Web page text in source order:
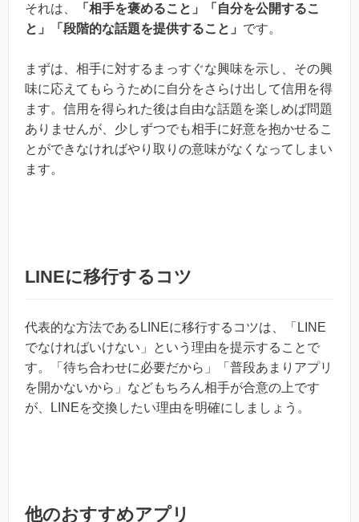
それは、
「相手を褒めること」「自分を公開するこ
と」「段階的な話題を提供すること」 です。
まずは、相手に対するまっすぐな興味を示し、その興
味に応えてもらうために自分をさらけ出して信用を得
ます。信用を得られた後は自由な話題を楽しめば問題
ありませんが、少しずつでも相手に好意を抱かせるこ
とができなければやり取りの意味がなくなってしまい
ます。
LINEに移行するコツ
代表的な方法であるLINEに移行するコツは、「LINE
でなければいけない」という理由を提示することで
す。「待ち合わせに必要だから」「普段あまりアプリ
を開かないから」などもちろん相手が合意の上です
が、LINEを交換したい理由を明確にしましょう。
他のおすすめアプリ